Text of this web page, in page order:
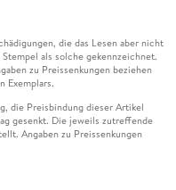
die das Lesen aber nicht
als solche gekennzeichnet.
zu Preissenkungen beziehen
Exemplars.
die Preisbindung dieser Artikel
gesenkt. Die jeweils zutreffende
Angaben zu Preissenkungen